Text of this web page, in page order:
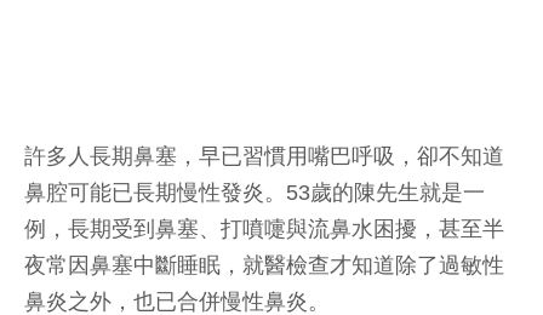
許多人長期鼻塞，早已習慣用嘴巴呼吸，卻不知道
鼻腔可能已長期慢性發炎。53歲的陳先生就是一
例，長期受到鼻塞、打噴嚏與流鼻水困擾，甚至半
夜常因鼻塞中斷睡眠，就醫檢查才知道除了過敏性
鼻炎之外，也已合併慢性鼻炎。